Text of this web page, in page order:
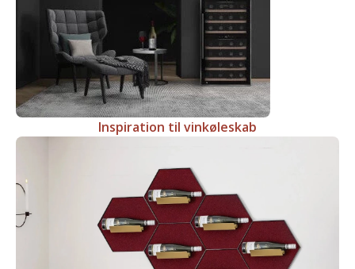
Inspiration til vinkøleskab